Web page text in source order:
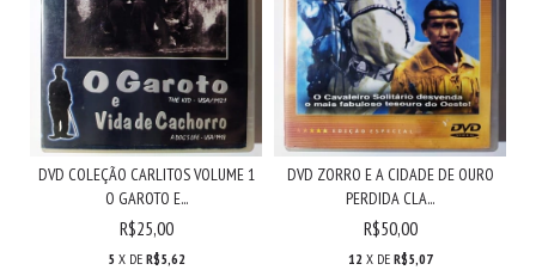
DVD COLEÇÃO CARLITOS VOLUME 1
O GAROTO E...
R$25,00
5 X DE R$5,62
DVD ZORRO E A CIDADE DE OURO
PERDIDA CLA...
R$50,00
12 X DE R$5,07